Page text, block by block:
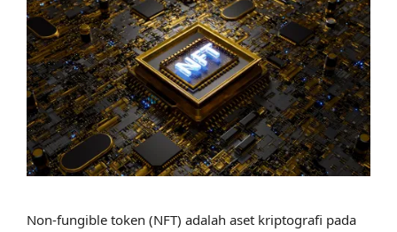
Non-fungible token (NFT) adalah aset kriptografi pada